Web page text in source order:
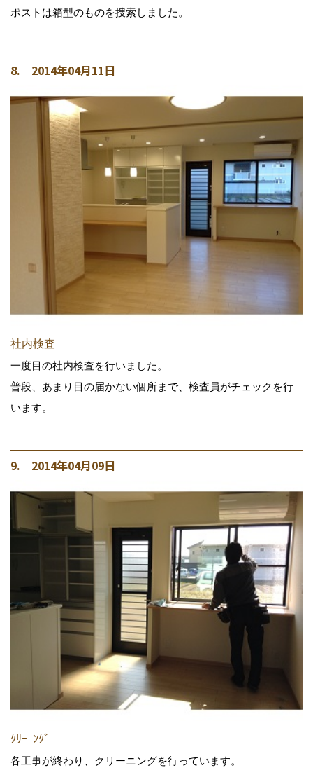
ポストは箱型のものを捜索しました。
8. 2014年04月11日
社内検査
一度目の社内検査を行いました。
普段、あまり目の届かない個所まで、検査員がチェックを行
います。
9. 2014年04月09日
ｸﾘｰﾆﾝｸﾞ
各工事が終わり、クリーニングを行っています。